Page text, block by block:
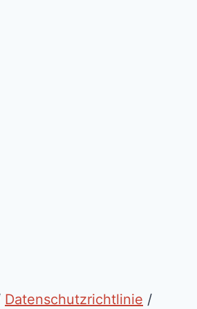
Datenschutzrichtlinie /